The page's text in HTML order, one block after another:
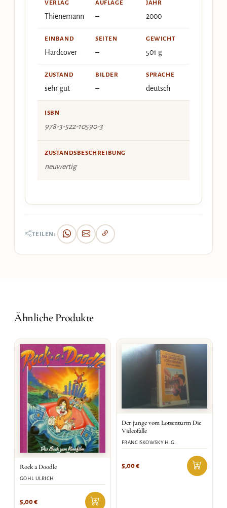
VERLAG
Thienemann
AUFLAGE
–
JAHR
2000
EINBAND
Hardcover
SEITEN
–
GEWICHT
501 g
ZUSTAND
sehr gut
BILDER
–
SPRACHE
deutsch
ISBN
978-3-522-10590-3
ZUSTANDSBESCHREIBUNG
neuwertig
TEILEN:
Ähnliche Produkte
Rock a Doodle
GOHL ULRICH
5,00€
Der junge vom Lotsenturm Die
Videofalle
FRANCISKOWSKY H.G.
5,00€